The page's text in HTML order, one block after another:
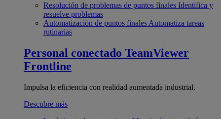
Resolución de problemas de puntos finales Identifica y
resuelve problemas
Automatización de puntos finales Automatiza tareas
rutinarias
Personal conectado TeamViewer
Frontline
Impulsa la eficiencia con realidad aumentada industrial.
Descubre más